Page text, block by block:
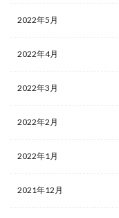
2022年5月
2022年4月
2022年3月
2022年2月
2022年1月
2021年12月